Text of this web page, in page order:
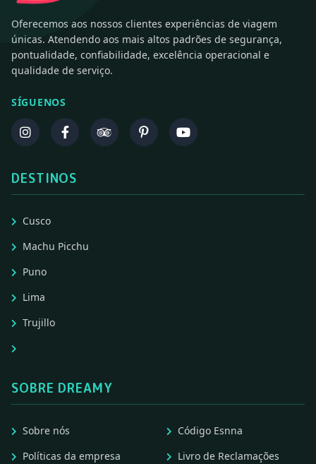
Oferecemos aos nossos clientes experiências de viagem
únicas. Atendendo aos mais altos padrões de segurança,
pontualidade, confiabilidade, excelência operacional e
qualidade de serviço.
SÍGUENOS
DESTINOS
Cusco
Machu Picchu
Puno
Lima
Trujillo
SOBRE DREAMY
Sobre nós
Políticas da empresa
Código Esnna
Livro de Reclamações